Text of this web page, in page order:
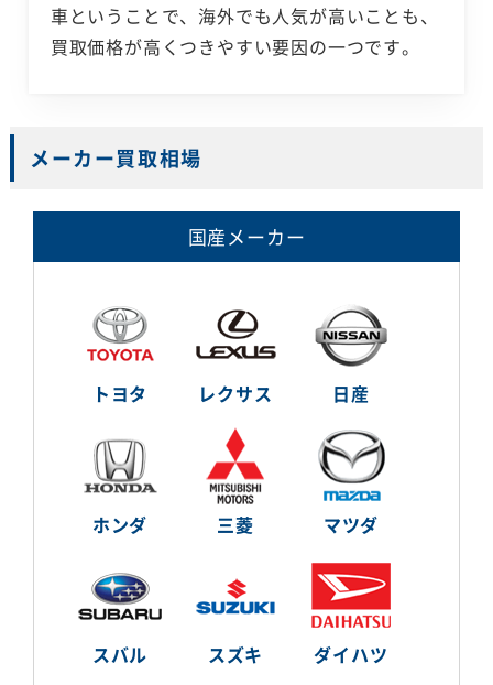
車ということで、海外でも人気が高いことも、
買取価格が高くつきやすい要因の一つです。
メーカー買取相場
国産メーカー
トヨタ レクサス 日産
ホンダ 三菱 マツダ
スバル スズキ ダイハツ